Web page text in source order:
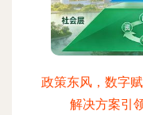
政策东风，数字
解决方案引